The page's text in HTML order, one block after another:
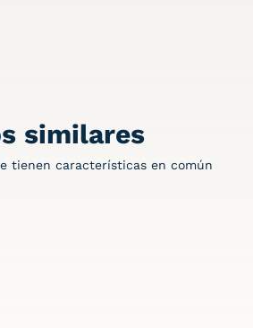
similares
tienen características en común